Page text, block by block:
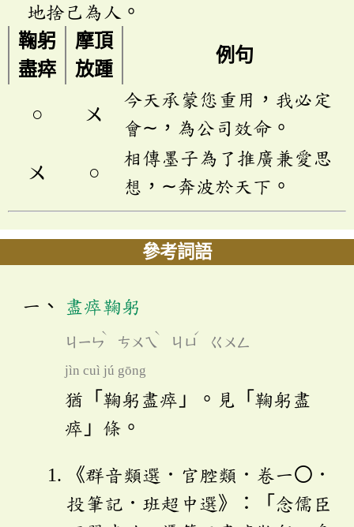
地捨己為人。
鞠躬
盡瘁
摩頂
放踵
例句
○ ㄨ
今天承蒙您重用，我必定
會∼，為公司效命。
ㄨ ○
相傳墨子為了推廣兼愛思
想，∼奔波於天下。
參考詞語
盡瘁鞠躬
ㄐㄧㄣ
ˋ
ㄘㄨㄟ
ˋ
ㄐㄩ
ˊ
ㄍㄨㄥ
jìn cuì jú gōng
猶「鞠躬盡瘁」。見「鞠躬盡
瘁」條。
《群音類選．官腔類．卷一〇．
投筆記．班超中選》：「念儒臣